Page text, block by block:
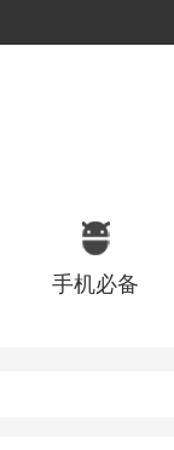
手机必备